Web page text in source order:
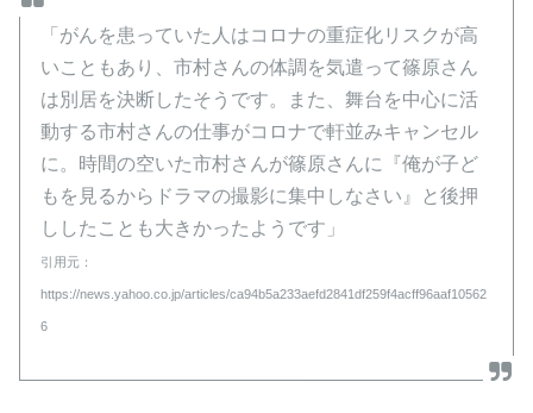
「がんを患っていた人はコロナの重症化リスクが高
いこともあり、市村さんの体調を気遣って篠原さん
は別居を決断したそうです。また、舞台を中心に活
動する市村さんの仕事がコロナで軒並みキャンセル
に。時間の空いた市村さんが篠原さんに『俺が子ど
もを見るからドラマの撮影に集中しなさい』と後押
ししたことも大きかったようです」
引用元：
https://news.yahoo.co.jp/articles/ca94b5a233aefd2841df259f4acff96aaf10562
6